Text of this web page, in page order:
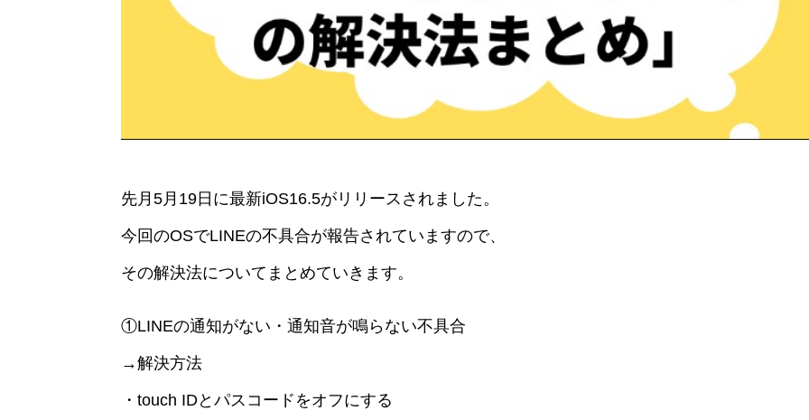
先月5月19日に最新iOS16.5がリリースされました。
今回のOSでLINEの不具合が報告されていますので、
その解決法についてまとめていきます。
①LINEの通知がない・通知音が鳴らない不具合
→解決方法
・touch IDとパスコードをオフにする